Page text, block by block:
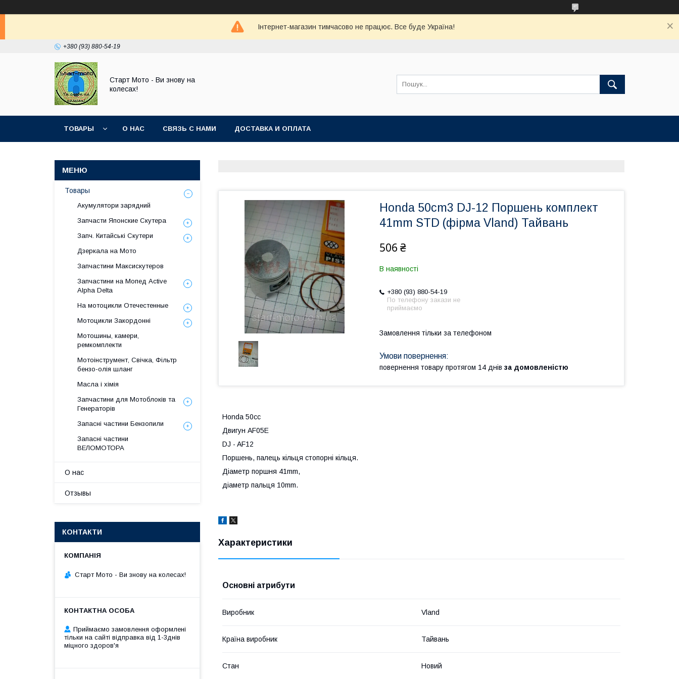
Інтернет-магазин тимчасово не працює. Все буде Україна!
+380 (93) 880-54-19
Старт Мото - Ви знову на
колесах!
ТОВАРЫ О НАС СВЯЗЬ С НАМИ ДОСТАВКА И ОПЛАТА
Honda 50cm3 DJ-12 Поршень комплект
41mm STD (фірма Vland) Тайвань
506 ₴
В наявності
+380 (93) 880-54-19
По телефону закази не
приймаємо
Замовлення тільки за телефоном
повернення товару протягом 14 днів за домовленістю
Honda 50сс
Двигун AF05E
DJ - AF12
Поршень, палець кільця стопорні кільця.
Діаметр поршня 41mm,
діаметр пальця 10mm.
Характеристики
Основні атрибути
Виробник Vland
Країна виробник Тайвань
Стан Новий
Товары
Акумулятори зарядний
Запчасти Японские Скутера
Запч. Китайські Скутери
Дзеркала на Мото
Запчастини Максискутеров
Запчастини на Мопед Active
Alpha Delta
На мотоцикли Отечестенные
Мотоцикли Закордонні
Мотошины, камери,
ремкомплекти
Мотоінструмент, Свічка, Фільтр
бензо-олія шланг
Масла і хімія
Запчастини для Мотоблоків та
Генераторів
Запасні частини Бензопили
Запасні частини
ВЕЛОМОТОРА
О нас
Отзывы
КОНТАКТИ
Старт Мото - Ви знову на колесах!
Приймаємо замовлення оформлені
тільки на сайті відправка від 1-3днів
міцного здоров'я